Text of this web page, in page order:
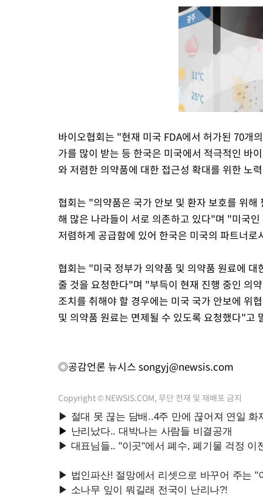
바이오협회는 "현재 미국 FDA에서 허가된 70개
가를 많이 받는 등 한국은 미국에서 적극적인 바
와 저렴한 의약품에 대한 접근성 확대를 위한 노
협회는 "의약품은 국가 안보 및 환자 보호를 위
해 많은 나라들이 서로 의존하고 있다"며 "미국
저렴하게 공급함에 있어 한국은 미국의 파트너
협회는 "미국 정부가 의약품 및 의약품 원료에
줄 것을 요청한다"며 "부득이 현재 진행 중인 의
조치를 취해야 할 경우에는 미국 국가 안보에 위
및 의약품 원료는 면제될 수 있도록 요청했다"고
◎공감언론 뉴시스 songyj@newsis.com
Copyright © NEWSIS.COM, 무단 전재 및 재배포 금지